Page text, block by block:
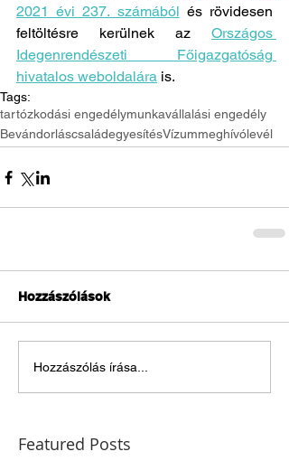
2021 évi 237. számából és rövidesen
feltöltésre kerülnek az Országos
Idegenrendészeti Főigazgatóság
hivatalos weboldalára is.
Tags:
tartózkodási engedélymunkavállalási engedély
BevándorláscsaládegyesítésVízummeghívólevél
Hozzászólások
Hozzászólás írása...
Featured Posts